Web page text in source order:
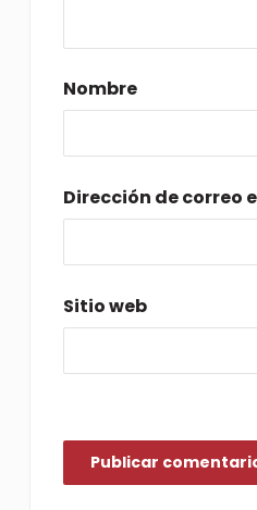
Nombre
Dirección de correo
Sitio web